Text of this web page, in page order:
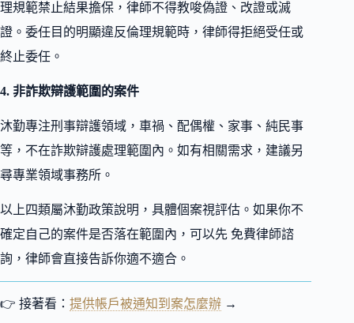
理規範禁止結果擔保，律師不得教唆偽證、改證或滅
證。委任目的明顯違反倫理規範時，律師得拒絕受任或
終止委任。
4. 非詐欺辯護範圍的案件
沐勤專注刑事辯護領域，車禍、配偶權、家事、純民事
等，不在詐欺辯護處理範圍內。如有相關需求，建議另
尋專業領域事務所。
以上四類屬沐勤政策說明，具體個案視評估。如果你不
確定自己的案件是否落在範圍內，可以先 免費律師諮
詢，律師會直接告訴你適不適合。
👉 接著看： 提供帳戶被通知到案怎麼辦 →